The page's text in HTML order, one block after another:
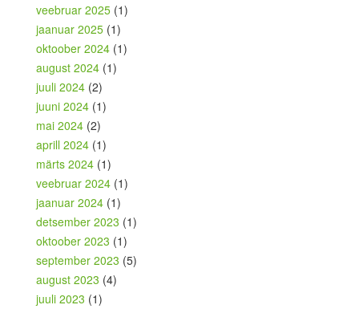
veebruar 2025 (1)
jaanuar 2025 (1)
oktoober 2024 (1)
august 2024 (1)
juuli 2024 (2)
juuni 2024 (1)
mai 2024 (2)
aprill 2024 (1)
märts 2024 (1)
veebruar 2024 (1)
jaanuar 2024 (1)
detsember 2023 (1)
oktoober 2023 (1)
september 2023 (5)
august 2023 (4)
juuli 2023 (1)